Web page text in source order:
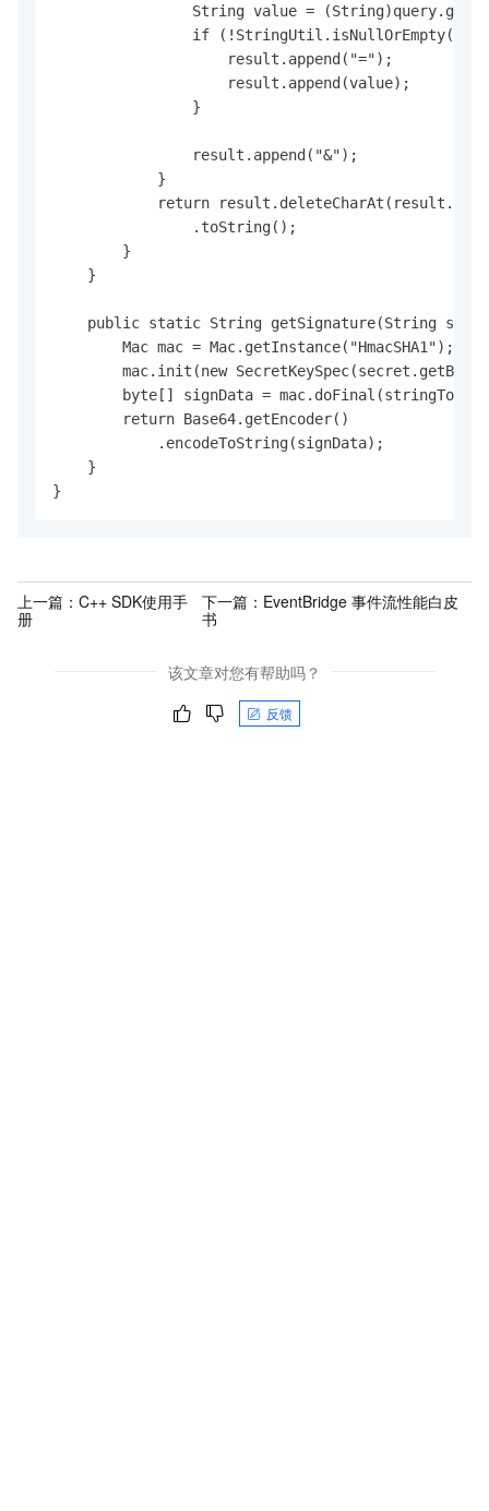
String value =
if
                    result.append("=");
                    result.append(value);
                }
                result.append("&");
            }
return
                .toString();
        }
    }
public static String getSignature(String
        Mac mac = Mac.getInstance("HmacSHA1");
mac.init(new
byte[] signData =
        return Base64.getEncoder()
            .encodeToString(signData);
    }
}
上一篇： C++ SDK使用手
册
下一篇： EventBridge 事件流性能白皮
书
该文章对您有帮助吗？
反馈